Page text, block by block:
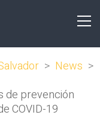
> News >
de prevención
COVID-19